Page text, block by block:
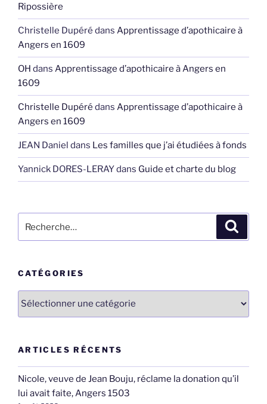
Ripossière
Christelle Dupéré dans Apprentissage d’apothicaire à
Angers en 1609
OH dans Apprentissage d’apothicaire à Angers en
1609
Christelle Dupéré dans Apprentissage d’apothicaire à
Angers en 1609
JEAN Daniel dans Les familles que j’ai étudiées à fonds
Yannick DORES-LERAYdans Guide et charte du blog
pour
CATÉGORIES
Catégories
ARTICLES RÉCENTS
Nicole, veuve de Jean Bouju, réclame la donation qu’il
lui avait faite, Angers 1503